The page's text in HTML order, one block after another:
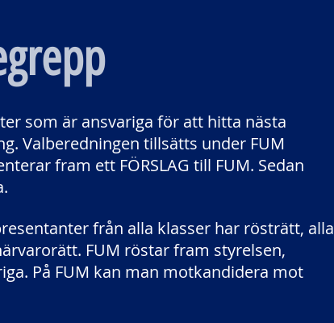
som är ansvariga för att hitta nästa
Valberedningen tillsätts under FUM
fram ett FÖRSLAG till FUM. Sedan
från alla klasser har rösträtt, alla
FUM röstar fram styrelsen,
På FUM kan man motkandidera mot